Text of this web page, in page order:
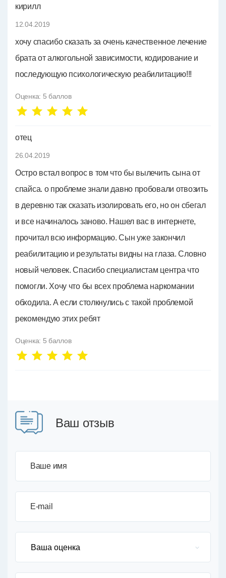
кирилл
12.04.2019
хочу спасибо сказать за очень качественное лечение
брата от алкогольной зависимости, кодирование и
последующую психологическую реабилитацию!!!
Оценка: 5 баллов
отец
26.04.2019
Остро встал вопрос в том что бы вылечить сына от
спайса. о проблеме знали давно пробовали отвозить
в деревню так сказать изолировать его, но он сбегал
и все начиналось заново. Нашел вас в интернете,
прочитал всю информацию. Сын уже закончил
реабилитацию и результаты видны на глаза. Словно
новый человек. Спасибо специалистам центра что
помогли. Хочу что бы всех проблема наркомании
обходила. А если столкнулись с такой проблемой
рекомендую этих ребят
Оценка: 5 баллов
Ваш отзыв
Ваше имя
E-mail